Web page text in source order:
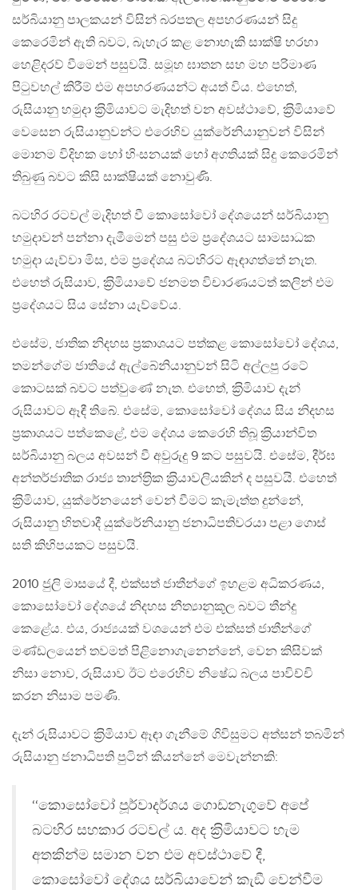
සර්බියානු පාලකයන් විසින් බරපතල අපහරණයන් සිදු
කෙරෙමින් ඇති බවට, බැහැර කළ නොහැකි සාක්ෂි හරහා
හෙළිදරව් වීමෙන් පසුවයි. සමූහ ඝාතන සහ මහ පරිමාණ
පිටුවහල් කිරීම් එම අපහරණයන්ට අයත් විය. එහෙත්,
රුසියානු හමුදා ක‍්‍රිමියාවට මැදිහත් වන අවස්ථාවේ, ක‍්‍රිමියාවේ
වෙසෙන රුසියානුවන්ට එරෙහිව යුක්රේනියානුවන් විසින්
මොනම විදිහක හෝ හිංසනයක් හෝ අගතියක් සිදු කෙරෙමින්
තිබුණු බවට කිසි සාක්ෂියක් නොවුණි.
බටහිර රටවල් මැදිහත් වී කොසෝවෝ දේශයෙන් සර්බියානු
හමුදාවන් පන්නා දැමීමෙන් පසු එම ප‍්‍රදේශයට සාමසාධක
හමුදා යැව්වා මිස, එම ප‍්‍රදේශය බටහිරට ඈඳාගත්තේ නැත.
එහෙත් රුසියාව, ක‍්‍රිමියාවේ ජනමත විචාරණයටත් කලින් එම
ප‍්‍රදේශයට සිය සේනා යැව්වේය.
එසේම, ජාතික නිදහස ප‍්‍රකාශයට පත්කළ කොසෝවෝ දේශය,
තමන්ගේම ජාතියේ ඇල්බේනියානුවන් සිටි අල්ලපු රටේ
කොටසක් බවට පත්වුණේ නැත. එහෙත්, ක‍්‍රිමියාව දැන්
රුසියාවට ඈඳී තිබේ. එසේම, කොසෝවෝ දේශය සිය නිදහස
ප‍්‍රකාශයට පත්කෙළේ, එම දේශය කෙරෙහි තිබූ ක‍්‍රියාන්විත
සර්බියානු බලය අවසන් වී අවුරුදු 9 කට පසුවයි. එසේම, දීර්ඝ
අන්තර්ජාතික රාජ්‍ය තාන්ත‍්‍රික ක‍්‍රියාවලියකින් ද පසුවයි. එහෙත්
ක‍්‍රිමියාව, යුක්රේනයෙන් වෙන් වීමට කැමැත්ත දුන්නේ,
රුසියානු හිතවාදී යුක්රේනියානු ජනාධිපතිවරයා පළා ගොස්
සති කිහිපයකට පසුවයි.
2010 ජුලි මාසයේ දී, එක්සත් ජාතීන්ගේ ඉහළම අධිකරණය,
කොසෝවෝ දේශයේ නිදහස නීත්‍යානුකූල බවට තීන්දු
කෙළේය. එය, රාජ්‍යයක් වශයෙන් එම එක්සත් ජාතීන්ගේ
මණ්ඩලයෙන් තවමත් පිළිනොගැනෙන්නේ, වෙන කිසිවක්
නිසා නොව, රුසියාව ඊට එරෙහිව නිෂේධ බලය පාවිච්චි
කරන නිසාම පමණි.
දැන් රුසියාවට ක‍්‍රිමියාව ඈඳා ගැනීමේ ගිවිසුමට අත්සන් තබමින්
රුසියානු ජනාධිපති පුටින් කියන්නේ මෙවැන්නකි:
‘‘කොසෝවෝ පූර්වාදර්ශය ගොඩනැගුවේ අපේ
බටහිර සහකාර රටවල් ය. අද ක‍්‍රිමියාවට හැම
අතකින්ම සමාන වන එම අවස්ථාවේ දී,
කොසෝවෝ දේශය සර්බියාවෙන් කැඞී වෙන්වීම